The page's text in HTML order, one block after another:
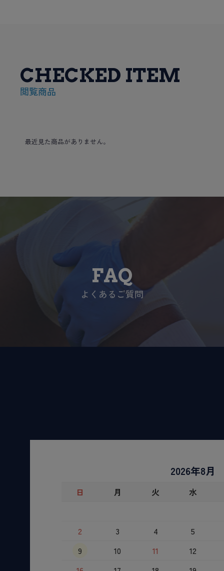
CHECKED ITEM
閲覧商品
最近見た商品がありません。
FAQ
よくあるご質問
2026年8月
日 月 火 水
2
3 4 5
9
10 11 12